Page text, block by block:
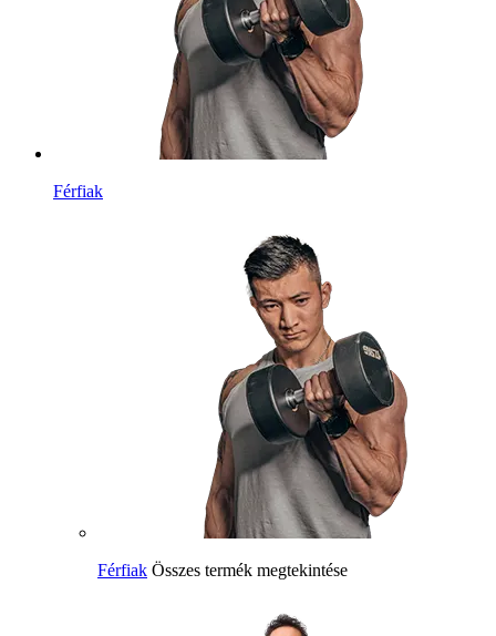
Férfiak
Férfiak Összes termék megtekintése